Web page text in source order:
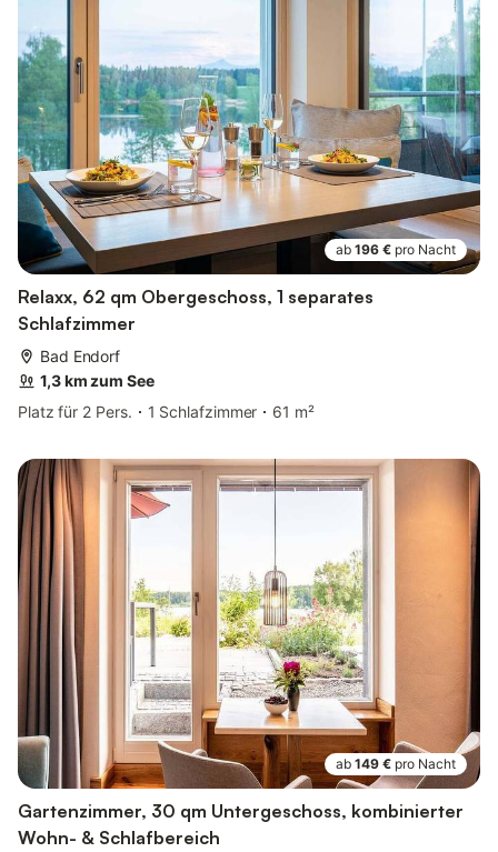
ab 196 € pro Nacht
Relaxx, 62 qm Obergeschoss, 1 separates
Schlafzimmer
Bad Endorf
1,3 km zum See
Platz für 2 Pers.
1 Schlafzimmer 61 m²
ab 149 € pro Nacht
Gartenzimmer, 30 qm Untergeschoss, kombinierter
Wohn- & Schlafbereich